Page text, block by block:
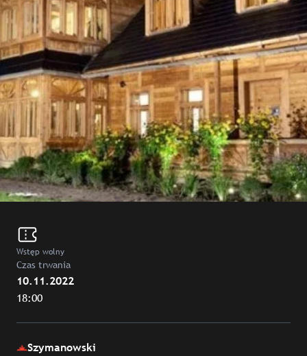
Wstęp wolny
Czas trwania
10.11.2022
18:00
Szymanowski